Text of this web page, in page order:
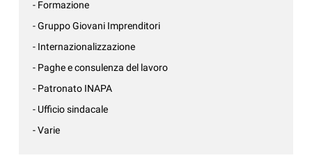
- Formazione
- Gruppo Giovani Imprenditori
- Internazionalizzazione
- Paghe e consulenza del lavoro
- Patronato INAPA
- Ufficio sindacale
- Varie